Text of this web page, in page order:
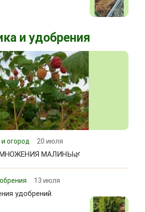
и удобрения
огород 20 июля
МАЛИНЫ🌿
13 июля
удобрений.